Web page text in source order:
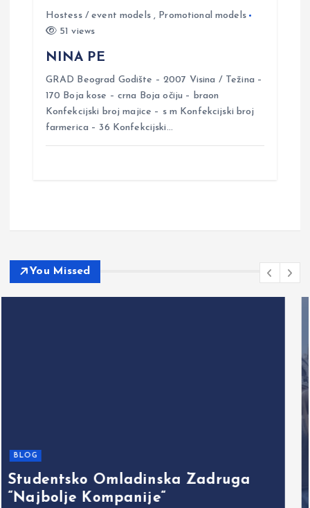
Hostess / event models, Promotional models
51 views
NINA PE
GRAD Beograd Godište – 2007 Visina / Težina –
170 Boja kose – crna Boja očiju – braon
Konfekcijski broj majice – s m Konfekcijski broj
farmerica – 36 Konfekcijski…
You Missed
Hostess / event models
Sports models
SOFIJA PA